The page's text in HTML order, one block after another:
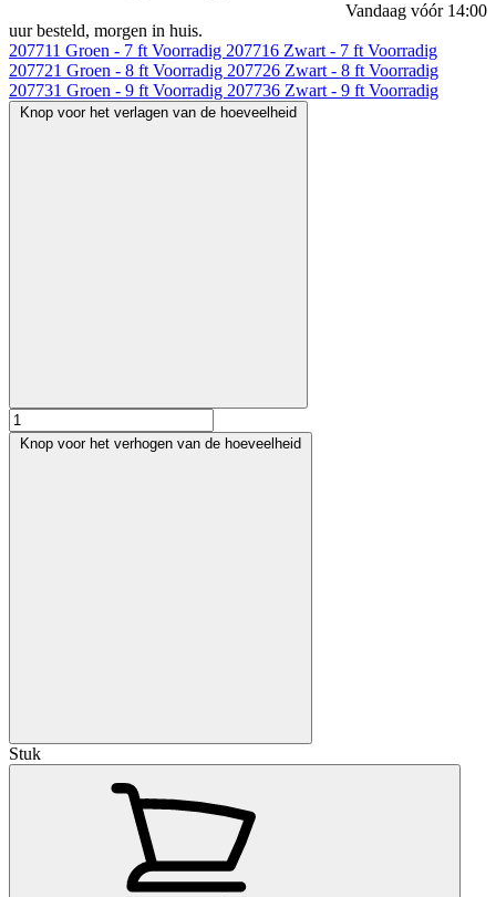
Vandaag vóór 14:00
uur besteld, morgen in huis.
207711 Groen - 7 ftVoorradig 207716 Zwart - 7 ftVoorradig
207721 Groen - 8 ftVoorradig 207726 Zwart - 8 ftVoorradig
207731 Groen - 9 ftVoorradig 207736 Zwart - 9 ftVoorradig
Knop voor het verlagen van de hoeveelheid
Knop voor het verhogen van de hoeveelheid
Stuk